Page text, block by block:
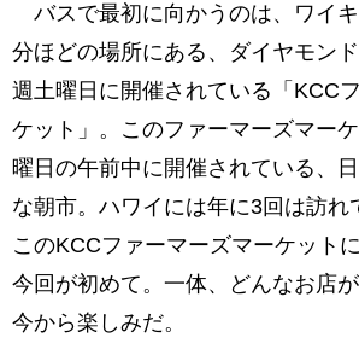
バスで最初に向かうのは、ワイ
分ほどの場所にある、ダイヤモン
週土曜日に開催されている「KCC
ケット」。このファーマーズマー
曜日の午前中に開催されている、
な朝市。ハワイには年に3回は訪れ
このKCCファーマーズマーケット
今回が初めて。一体、どんなお店
今から楽しみだ。